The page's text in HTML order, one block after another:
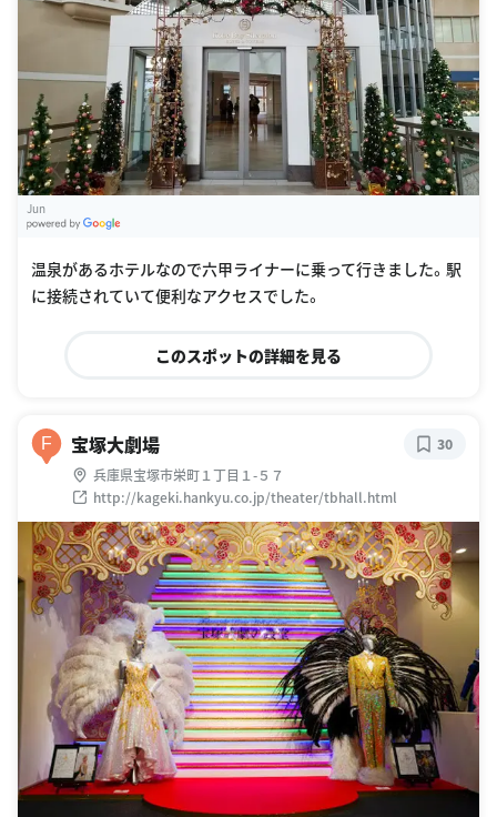
Jun
温泉があるホテルなので六甲ライナーに乗って行きました。駅
に接続されていて便利なアクセスでした。
このスポットの詳細を見る
F 宝塚大劇場
兵庫県宝塚市栄町１丁目１-５７
http://kageki.hankyu.co.jp/theater/tbhall.html
30